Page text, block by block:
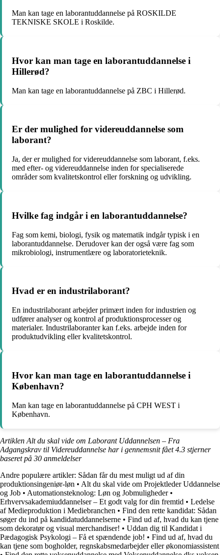
Man kan tage en laborantuddannelse på ROSKILDE
TEKNISKE SKOLE i Roskilde.
Hvor kan man tage en laborantuddannelse i
Hillerød?
Man kan tage en laborantuddannelse på ZBC i Hillerød.
Er der mulighed for videreuddannelse som
laborant?
Ja, der er mulighed for videreuddannelse som laborant, f.eks.
med efter- og videreuddannelse inden for specialiserede
områder som kvalitetskontrol eller forskning og udvikling.
Hvilke fag indgår i en laborantuddannelse?
Fag som kemi, biologi, fysik og matematik indgår typisk i en
laborantuddannelse. Derudover kan der også være fag som
mikrobiologi, instrumentlære og laboratorieteknik.
Hvad er en industrilaborant?
En industrilaborant arbejder primært inden for industrien og
udfører analyser og kontrol af produktionsprocesser og
materialer. Industrilaboranter kan f.eks. arbejde inden for
produktudvikling eller kvalitetskontrol.
Hvor kan man tage en laborantuddannelse i
København?
Man kan tage en laborantuddannelse på CPH WEST i
København.
Artiklen Alt du skal vide om Laborant Uddannelsen – Fra
Adgangskrav til Videreuddannelse har i gennemsnit fået4.3 stjerner
baseret på 30 anmeldelser
Andre populære artikler: Sådan får du mest muligt ud af din
produktionsingeniør-løn • Alt du skal vide om Projektleder Uddannelse
og Job • Automationsteknolog: Løn og Jobmuligheder•
Erhvervsakademiuddannelser – Et godt valg for din fremtid • Ledelse
af Medieproduktion i Mediebranchen • Find den rette kandidat: Sådan
søger du ind på kandidatuddannelserne • Find ud af, hvad du kan tjene
som dekoratør og visual merchandiser! • Uddan dig til Kandidat i
Pædagogisk Psykologi – Få et spændende job! • Find ud af, hvad du
kan tjene som bogholder, regnskabsmedarbejder eller økonomiassistent